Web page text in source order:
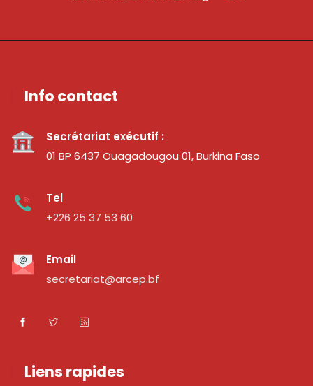
Info contact
Secrétariat exécutif :
01 BP 6437 Ouagadougou 01, Burkina Faso
Tel
+226 25 37 53 60
Email
secretariat@arcep.bf
Liens rapides